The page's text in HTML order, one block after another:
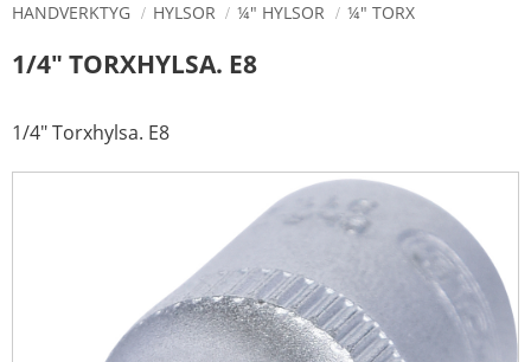
HANDVERKTYG HYLSOR ¼" HYLSOR ¼" TORX
1/4" TORXHYLSA. E8
1/4" Torxhylsa. E8